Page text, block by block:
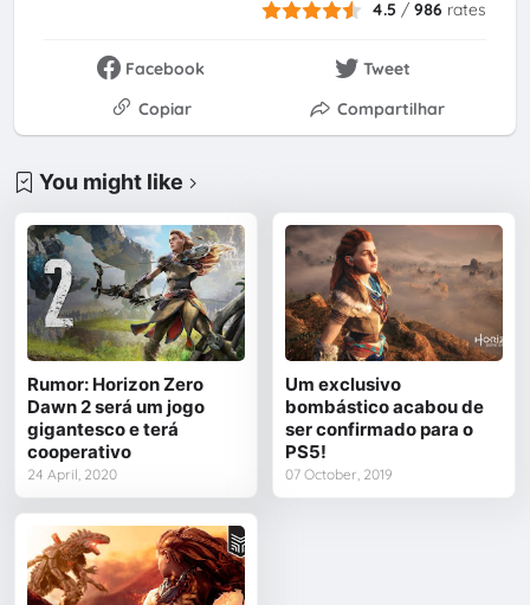
4.5 /986 rates
Facebook
Tweet
Copiar
Compartilhar
You might like
Rumor: Horizon Zero
Dawn 2 será um jogo
gigantesco e terá
cooperativo
24 April, 2020
Um exclusivo
bombástico acabou de
ser confirmado para o
PS5!
07 October, 2019